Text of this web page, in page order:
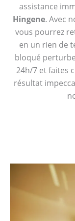
assistance
Hingene. Avec
vous pourrez
en un rien de
bloqué
24h/7 et faites
résultat